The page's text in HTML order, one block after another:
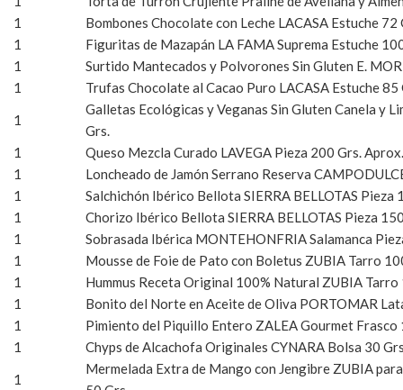
1
Bombones Chocolate con Leche LACASA Estuche 72
1
Figuritas de Mazapán LA FAMA Suprema Estuche
1
Surtido Mantecados y Polvorones Sin Gluten E.
1
Trufas Chocolate al Cacao Puro LACASA Estuche 85
1
Galletas Ecológicas y Veganas Sin Gluten Canela y
Grs.
1
Queso Mezcla Curado LAVEGA Pieza 200 Grs.
1
Loncheado de Jamón Serrano Reserva
1
Salchichón Ibérico Bellota SIERRA BELLOTAS Pieza
1
Chorizo Ibérico Bellota SIERRA BELLOTAS Pieza
1
Sobrasada Ibérica MONTEHONFRIA Salamanca
1
Mousse de Foie de Pato con Boletus ZUBIA Tarro
1
Hummus Receta Original 100% Natural ZUBIA Tarro
1
Bonito del Norte en Aceite de Oliva PORTOMAR
1
Pimiento del Piquillo Entero ZALEA Gourmet Frasco
1
Chyps de Alcachofa Originales CYNARA Bolsa 30
1
Mermelada Extra de Mango con Jengibre ZUBIA